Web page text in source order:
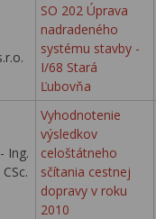
SO 202 Úprava
nadradeného
systému stavby -
I/68 Stará
Ľubovňa
Ing.
Vyhodnotenie
výsledkov
celoštátneho
sčítania cestnej
dopravy v roku
2010